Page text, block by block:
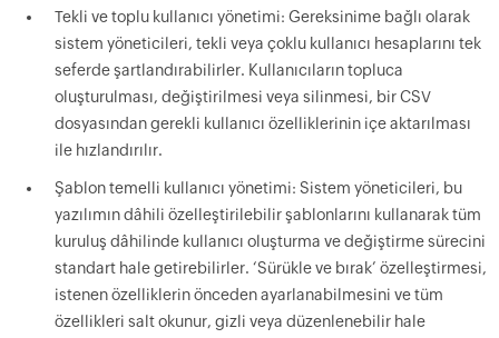
Tekli ve toplu kullanıcı yönetimi: Gereksinime bağlı olarak
sistem yöneticileri, tekli veya çoklu kullanıcı hesaplarını tek
seferde şartlandırabilirler. Kullanıcıların topluca
oluşturulması, değiştirilmesi veya silinmesi, bir CSV
dosyasından gerekli kullanıcı özelliklerinin içe aktarılması
ile hızlandırılır.
Şablon temelli kullanıcı yönetimi: Sistem yöneticileri, bu
yazılımın dâhili özelleştirilebilir şablonlarını kullanarak tüm
kuruluş dâhilinde kullanıcı oluşturma ve değiştirme sürecini
standart hale getirebilirler. ‘Sürükle ve bırak’ özelleştirmesi,
istenen özelliklerin önceden ayarlanabilmesini ve tüm
özellikleri salt okunur, gizli veya düzenlenebilir hale